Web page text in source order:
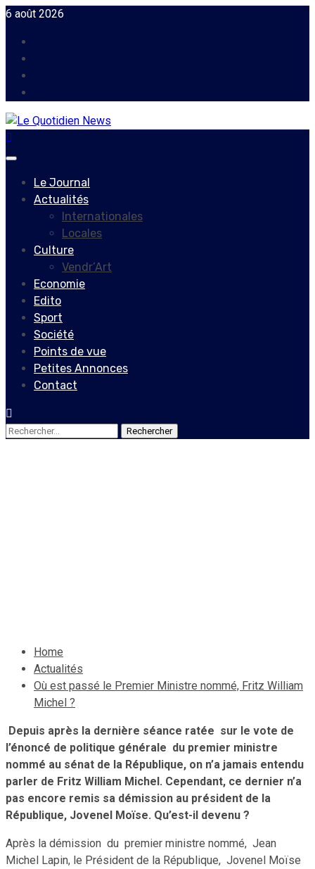
Skip
content
6 août 2026
Primary
Le Journal
Actualités
Internationales
Locales
Culture
Vendr’Art
Economie
Edito
Sport
Société
Points de vue
Petites Annonces
Contact
Rechercher :
Home
Actualités
Où est passé le Premier Ministre nommé, Fritz William
Michel ?
Depuis après la dernière séance ratée sur le vote de
l’énoncé de politique générale du premier ministre
nommé au sénat de la République, on n’a jamais entendu
parler de Fritz William Michel. Cependant, ce dernier n’a
pas encore remis sa démission au président de la
République, Jovenel Moïse. Qu’est-il devenu ?
Après la démission du premier ministre nommé, Jean
Michel Lapin, le Président de la République, Jovenel Moïse